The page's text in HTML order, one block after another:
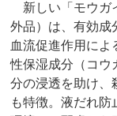
新しい「モウガ
外品）は、有効成
血流促進作用によ
性保湿成分（コウ
分の浸透を助け、
も特徴。液だれ防